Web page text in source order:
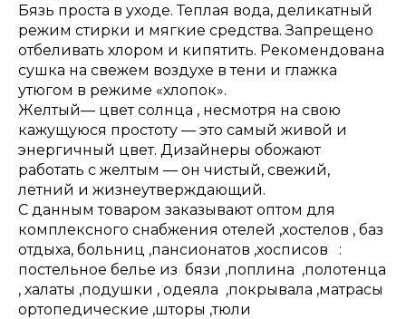
Бязь проста в уходе. Теплая вода, деликатный
режим стирки и мягкие средства. Запрещено
отбеливать хлором и кипятить. Рекомендована
сушка на свежем воздухе в тени и глажка
утюгом в режиме «хлопок».
Желтый— цвет солнца , несмотря на свою
кажущуюся простоту — это самый живой и
энергичный цвет. Дизайнеры обожают
работать с желтым — он чистый, свежий,
летний и жизнеутверждающий.
С данным товаром заказывают оптом для
комплексного снабжения отелей ,хостелов , баз
отдыха, больниц ,пансионатов ,хосписов :
постельное белье из бязи ,поплина ,полотенца
, халаты ,подушки , одеяла ,покрывала ,матрасы
ортопедические ,шторы ,тюли